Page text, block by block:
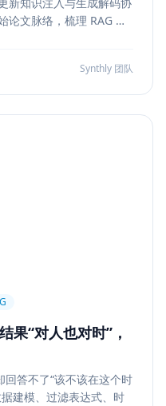
论文脉络，梳理 RAG 如
真正持续成立的工程原
Synthly 团队
果“对人也对时”，
回答不了“该不该在这个时
建模、过滤表达式、时